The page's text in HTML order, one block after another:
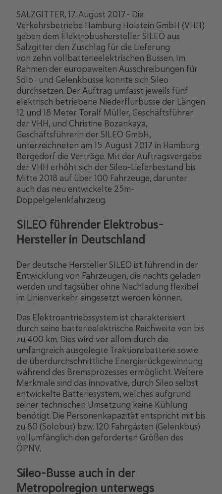
SALZGITTER, 17. August 2017.- Die
Verkehrsbetriebe Hamburg Holstein GmbH (VHH)
geben dem Elektrobushersteller SILEO aus
Salzgitter den Zuschlag für die Lieferung
von zehn vollbatterieelektrischen Bussen. Im
Rahmen der europaweiten Ausschreibungen für
Solo- und Gelenkbusse konnte sich Sileo
durchsetzen. Der Auftrag umfasst jeweils fünf
elektrisch betriebene Niederflurbusse der Längen
12 und 18 Meter. Toralf Müller, Geschäftsführer
der VHH, und Christine Bozankaya,
Geschäftsführerin der SILEO GmbH,
unterzeichneten am 15. August 2017 in Hamburg
Bergedorf die Verträge. Mit der Auftragsvergabe
der VHH erhöht sich der Sileo-Lieferbestand bis
Mitte 2018 auf über 100 Fahrzeuge, darunter
auch das neu entwickelte 25m-
Doppelgelenkfahrzeug.
SILEO führender Elektrobus-
Hersteller in Deutschland
Der deutsche Hersteller SILEO ist führend in der
Entwicklung von Fahrzeugen, die nachts geladen
werden und tagsüber ohne Nachladung flexibel
im Linienverkehr eingesetzt werden können.
Das Elektroantriebssystem ist charakterisiert
durch seine batterieelektrische Reichweite von bis
zu 400 km. Dies wird vor allem durch die
umfangreich ausgelegte Traktionsbatterie sowie
die überdurchschnittliche Energierückgewinnung
während des Bremsprozesses ermöglicht. Weitere
Merkmale sind das innovative, durch Sileo selbst
entwickelte Batteriesystem, welches aufgrund
seiner technischen Umsetzung keine Kühlung
benötigt. Die Personenkapazität entspricht mit bis
zu 80 (Solobus) bzw. 120 Fahrgästen (Gelenkbus)
vollumfänglich den geforderten Größen des
ÖPNV.
Sileo-Busse auch in der
Metropolregion unterwegs